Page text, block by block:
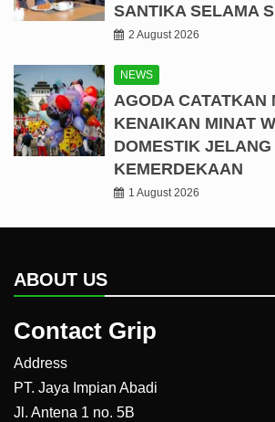
SANTIKA SELAMA
2 August 2026
NEWS
AGODA CATATKAN
KENAIKAN MINAT
DOMESTIK
KEMERDEKAAN
1 August 2026
ABOUT US
Contact Grip
Address
PT. Jaya Impian Abadi
Jl. Antena 1 no. 5B